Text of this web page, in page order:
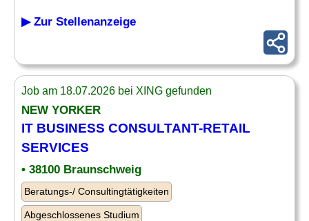
▶ Zur Stellenanzeige
Job am 18.07.2026 bei XING gefunden
NEW YORKER
IT BUSINESS CONSULTANT-RETAIL
SERVICES
• 38100 Braunschweig
Beratungs-/ Consultingtätigkeiten
Abgeschlossenes Studium